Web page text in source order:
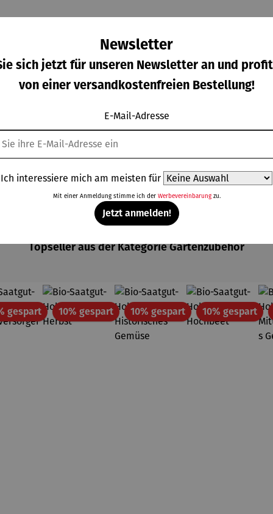
5 Sternenvon 5 von 5 Sternen
Bewertung von 5 von 5 Sternen
€
Regulärer Preis:
Verkaufspreis:
44,95 €
Regulärer Preis:
Figur |
Topseller aus der Kategorie Gartenzubehör
gespartRabatt10% gespartRabatt10% gespartRabatt10% gespart
Newsletter
sich jetzt für unseren Newsletter an und
von einer versandkostenfreien Bestellung!
E-Mail-Adresse
Ich interessiere mich am meisten für
Mit einer Anmeldung stimme ich der Werbevereinbarungzu.
Jetzt anmelden!